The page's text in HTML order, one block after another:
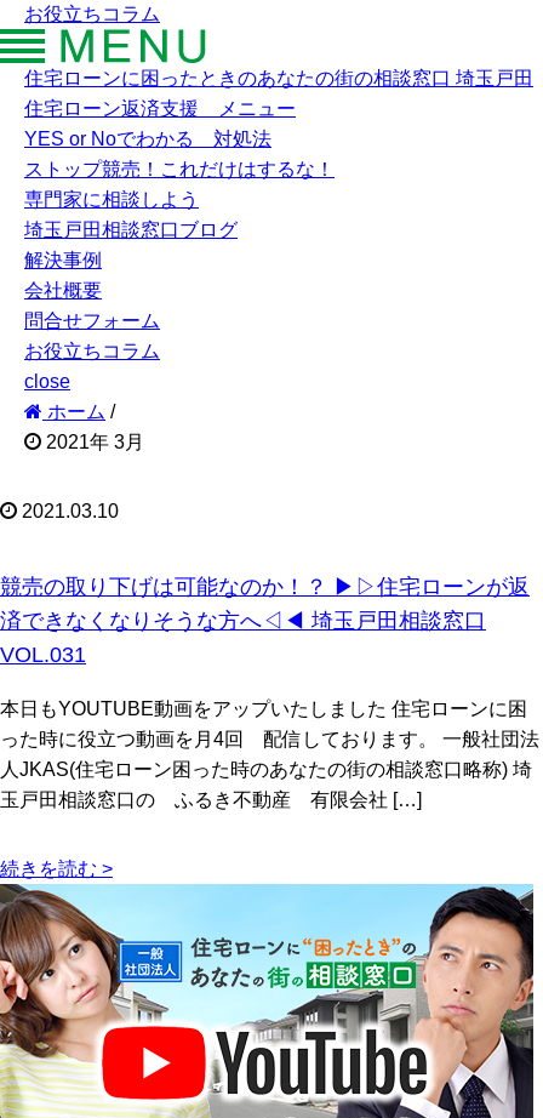
お役立ちコラム
住宅ローンに困ったときのあなたの街の相談窓口 埼玉戸田
住宅ローン返済支援 メニュー
YES or Noでわかる 対処法
ストップ競売！これだけはするな！
専門家に相談しよう
埼玉戸田相談窓口ブログ
解決事例
会社概要
問合せフォーム
お役立ちコラム
close
ホーム /
2021年 3月
2021.03.10
競売の取り下げは可能なのか！？ ▶︎▷住宅ローンが返
済できなくなりそうな方へ◁◀︎ 埼玉戸田相談窓口
VOL.031
本日もYOUTUBE動画をアップいたしました 住宅ローンに困
った時に役立つ動画を月4回 配信しております。 一般社団法
人JKAS(住宅ローン困った時のあなたの街の相談窓口略称) 埼
玉戸田相談窓口の ふるき不動産 有限会社 […]
続きを読む >